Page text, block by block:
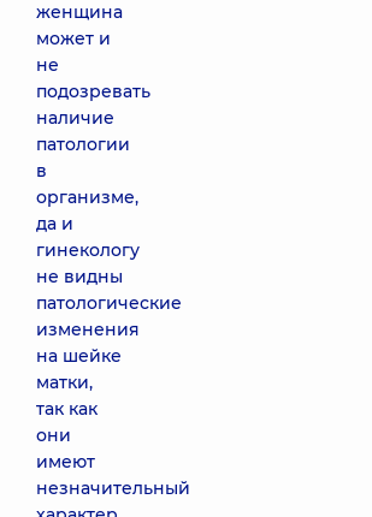
женщина
может и
не
подозревать
наличие
патологии
в
организме,
да и
гинекологу
не видны
патологические
изменения
на шейке
матки,
так как
они
имеют
незначительный